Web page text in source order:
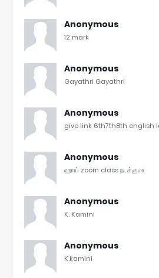
Anonymous
12 mark
Anonymous
Gayathri Gayathri
Anonymous
give link 6th7th8th english
Anonymous
ஹாய் zoom class நடக்குமா
Anonymous
K. Kamini
Anonymous
K.kamini